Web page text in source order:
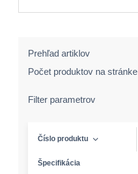
Prehľad artiklov
Počet produktov na stránke
Filter parametrov
Číslo produktu
Špecifikácia